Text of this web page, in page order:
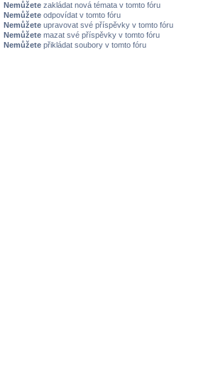
Nemůžete zakládat nová témata v tomto fóru
Nemůžete odpovídat v tomto fóru
Nemůžete upravovat své příspěvky v tomto fóru
Nemůžete mazat své příspěvky v tomto fóru
Nemůžete přikládat soubory v tomto fóru